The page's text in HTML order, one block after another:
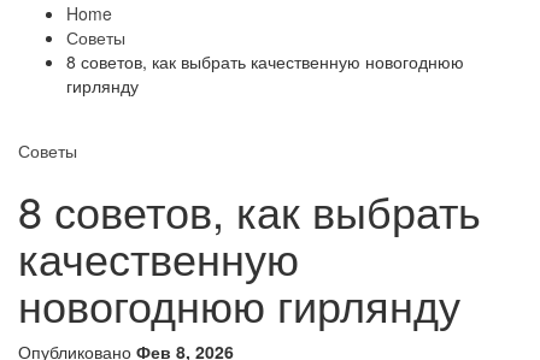
Home
Советы
8 советов, как выбрать качественную новогоднюю
гирлянду
Советы
8 советов, как выбрать
качественную
новогоднюю гирлянду
Опубликовано Фев 8, 2026